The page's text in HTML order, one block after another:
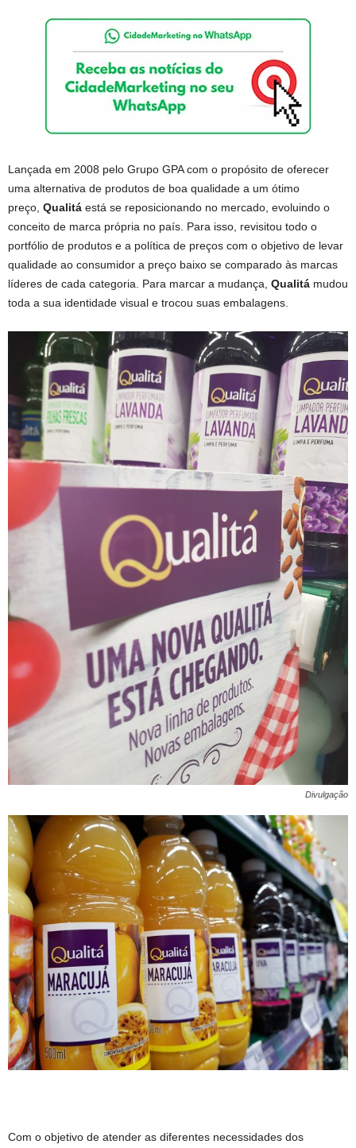
Lançada em 2008 pelo Grupo GPA com o propósito de oferecer
uma alternativa de produtos de boa qualidade a um ótimo
preço, Qualitá está se reposicionando no mercado, evoluindo o
conceito de marca própria no país. Para isso, revisitou todo o
portfólio de produtos e a política de preços com o objetivo de levar
qualidade ao consumidor a preço baixo se comparado às marcas
líderes de cada categoria. Para marcar a mudança, Qualitá mudou
toda a sua identidade visual e trocou suas embalagens.
Divulgação
Com o objetivo de atender as diferentes necessidades dos